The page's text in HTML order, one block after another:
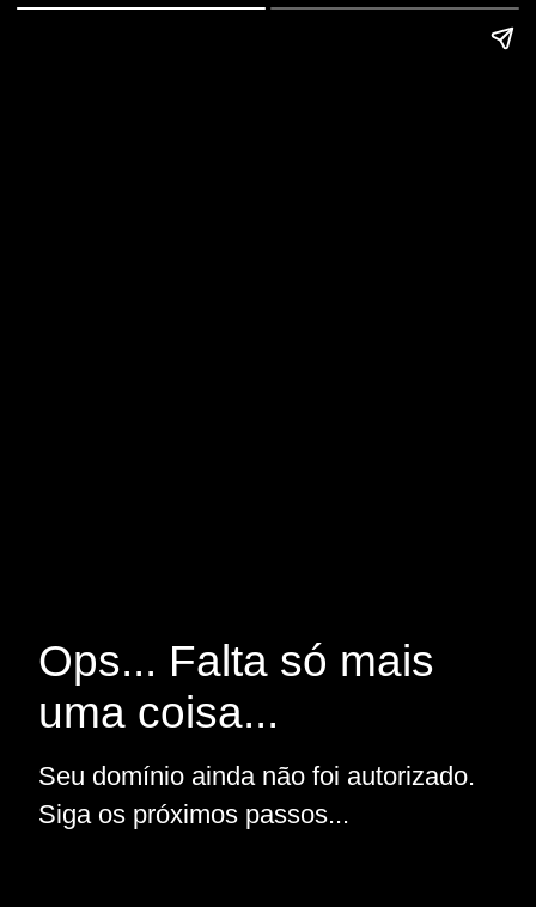
Ops... Falta só mais
uma coisa...
Seu domínio ainda não foi autorizado.
Siga os próximos passos...